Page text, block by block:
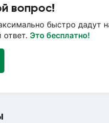
вопрос!
быстро дадут
ответ. Это бесплатно!